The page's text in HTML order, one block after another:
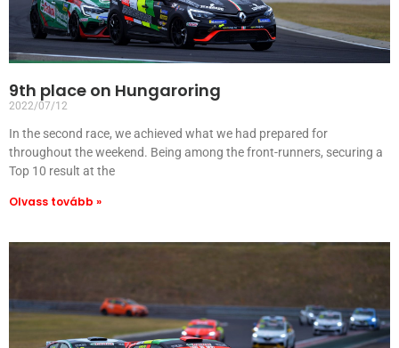
9th place on Hungaroring
2022/07/12
In the second race, we achieved what we had prepared for
throughout the weekend. Being among the front-runners, securing a
Top 10 result at the
Olvass tovább »